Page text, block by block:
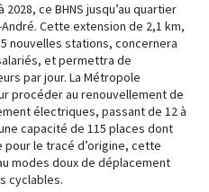
ce BHNS jusqu’au quartier
Cette extension de 2,1 km,
nouvelles stations, concernera
et permettra de
par jour. La Métropole
procéder au renouvellement de
électriques, passant de 12 à
capacité de 115 places dont
pour le tracé d’origine, cette
modes doux de déplacement
cyclables.